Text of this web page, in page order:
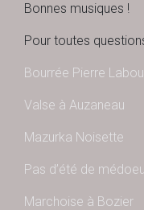
Bonnes musiques !
Pour toutes
Bourrée Pierre
Valse à Auzaneau
Mazurka Noisette
Pas d’été de
Marchoise à Bozier